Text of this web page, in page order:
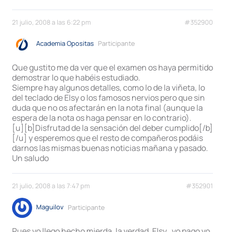
21 julio, 2008 a las 6:22 pm #352900
Academia Opositas Participante
Que gustito me da ver que el examen os haya permitido
demostrar lo que habéis estudiado.
Siempre hay algunos detalles, como lo de la viñeta, lo
del teclado de Elsy o los famosos nervios pero que sin
duda que no os afectarán en la nota final (aunque la
espera de la nota os haga pensar en lo contrario).
[u][b]Disfrutad de la sensación del deber cumplido[/b]
[/u] y esperemos que el resto de compañeros podáis
darnos las mismas buenas noticias mañana y pasado.
Un saludo
21 julio, 2008 a las 7:47 pm #352901
Maguilov Participante